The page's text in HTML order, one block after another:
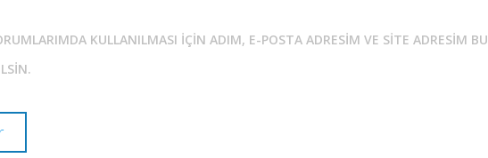
KULLANILMASI IÇIN ADIM, E-POSTA ADRESIM VE SITE ADRESIM BU